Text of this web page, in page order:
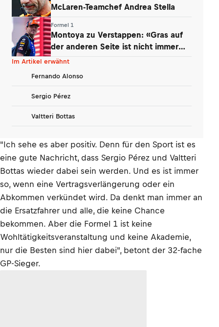
McLaren-Teamchef Andrea Stella
Formel 1
Montoya zu Verstappen: «Gras auf
der anderen Seite ist nicht immer
grüner»
Im Artikel erwähnt
Fernando Alonso
Sergio Pérez
Valtteri Bottas
"Ich sehe es aber positiv. Denn für den Sport ist es
eine gute Nachricht, dass Sergio Pérez und Valtteri
Bottas wieder dabei sein werden. Und es ist immer
so, wenn eine Vertragsverlängerung oder ein
Abkommen verkündet wird. Da denkt man immer an
die Ersatzfahrer und alle, die keine Chance
bekommen. Aber die Formel 1 ist keine
Wohltätigkeitsveranstaltung und keine Akademie,
nur die Besten sind hier dabei", betont der 32-fache
GP-Sieger.